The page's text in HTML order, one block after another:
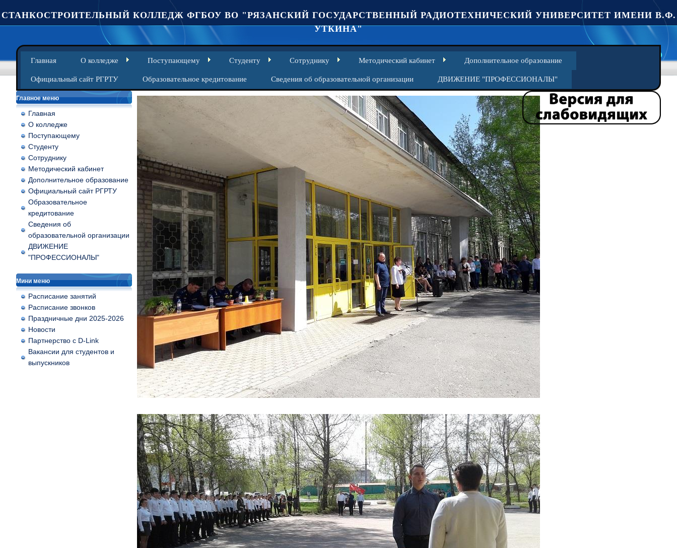
СТАНКОСТРОИТЕЛЬНЫЙ КОЛЛЕДЖ ФГБОУ ВО "РЯЗАНСКИЙ ГОСУДАРСТВЕННЫЙ РАДИОТЕХНИЧЕСКИЙ УНИВЕРСИТЕТ ИМЕНИ В.Ф.
УТКИНА"
Главная О колледже Поступающему Студенту Сотруднику Методический кабинет Дополнительное образование
Официальный сайт РГРТУ Образовательное кредитование Сведения об образовательной организации ДВИЖЕНИЕ "ПРОФЕССИОНАЛЫ"
Главное меню
Главная
О колледже
Поступающему
Студенту
Сотруднику
Методический кабинет
Дополнительное образование
Официальный сайт РГРТУ
Образовательное
кредитование
Сведения об
образовательной организации
ДВИЖЕНИЕ
"ПРОФЕССИОНАЛЫ"
Мини меню
Расписание занятий
Расписание звонков
Праздничные дни 2025-2026
Новости
Партнерство с D-Link
Вакансии для студентов и
выпускников